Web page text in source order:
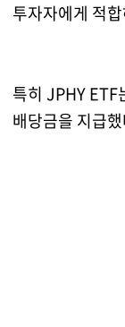
투자자에게 적
특히 JPHY
배당금을 지급